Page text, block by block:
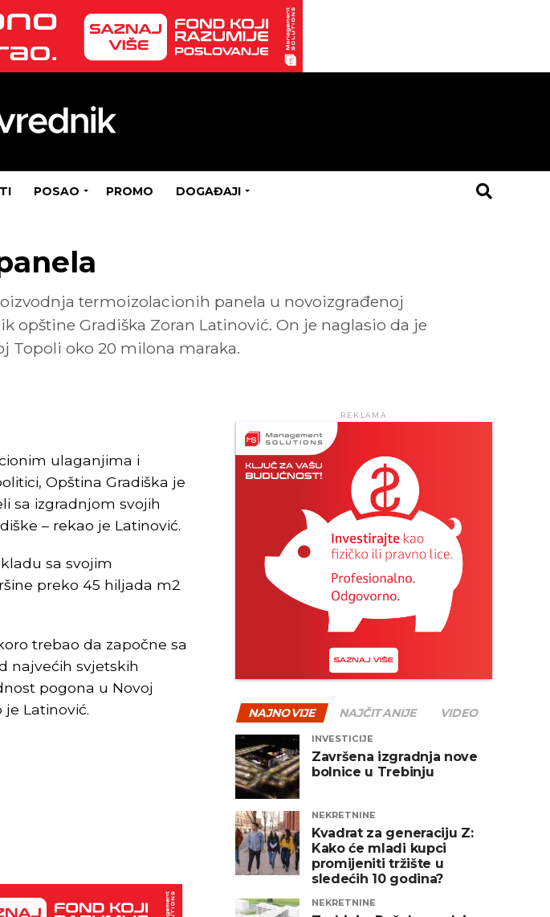
POSAO PROMO DOGAĐAJI
termoizolacionih panela u novoizgrađenoj
opštine Gradiška Zoran Latinović. On je naglasio da je
Topoli oko 20 milona maraka.
ulaganjima i
Opština Gradiška je
sa izgradnjom svojih
– rekao je Latinović.
sa svojim
preko 45 hiljada m2
trebao da započne sa
najvećih svjetskih
pogona u Novoj
Latinović.
REKLAMA
NAJNOVIJE NAJČITANIJE VIDEO
INVESTICIJE
Završena izgradnja nove
bolnice u Trebinju
NEKRETNINE
Kvadrat za generaciju Z:
Kako će mladi kupci
promijeniti tržište u
sledećih 10 godina?
NEKRETNINE